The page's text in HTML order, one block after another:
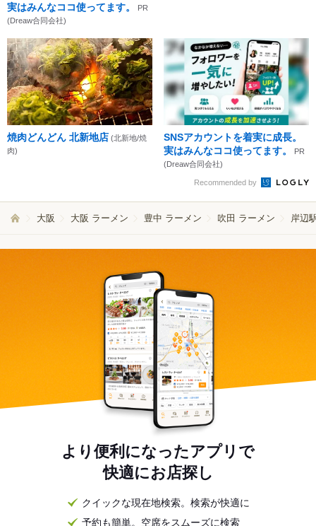
実はみんなココ使ってます。
PR
(Dreaw合同会社)
焼肉どんどん 北新地店 (北新地/焼
肉)
SNSアカウントを着実に成長。
実はみんなココ使ってます。
PR
(Dreaw合同会社)
Recommended by
大阪 大阪 ラーメン 豊中 ラーメン 吹田 ラーメン 岸辺
より便利になったアプリで
快適にお店探し
クイックな現在地検索。検索が快適に
予約も簡単。空席をスムーズに検索